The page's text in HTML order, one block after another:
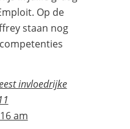
Op de
staan nog
invloedrijke
am